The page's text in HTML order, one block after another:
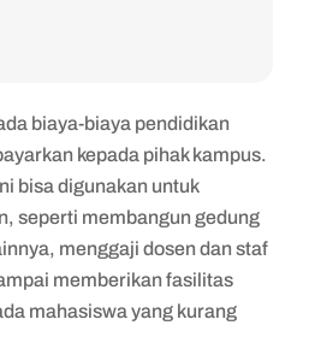
biaya-biaya pendidikan
kepada pihak kampus.
bisa digunakan untuk
seperti membangun gedung
menggaji dosen dan staf
memberikan fasilitas
mahasiswa yang kurang